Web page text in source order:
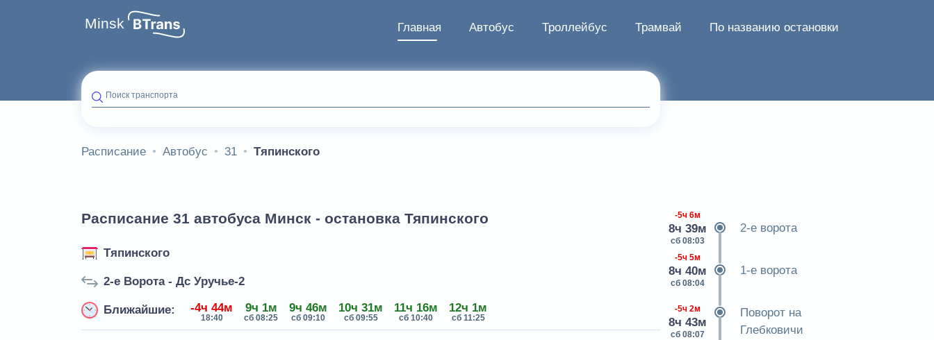
Minsk Главная Автобус Троллейбус Трамвай По названию остановки
Поиск транспорта
Расписание Автобус 31 Тяпинского
Расписание 31 автобуса Минск - остановка Тяпинского
Тяпинского
2-е Ворота - Дс Уручье-2
Ближайшие: -4ч 44м
18:40
9ч 1м
сб 08:25
9ч 46м
сб 09:10
10ч 31м
сб 09:55
11ч 16м
сб 10:40
12ч 1м
сб 11:25
-5ч 6м
8ч 39м
сб 08:03
2-е ворота
-5ч 5м
8ч 40м
сб 08:04
1-е ворота
-5ч 2м
8ч 43м
сб 08:07
Поворот на
Глебковичи